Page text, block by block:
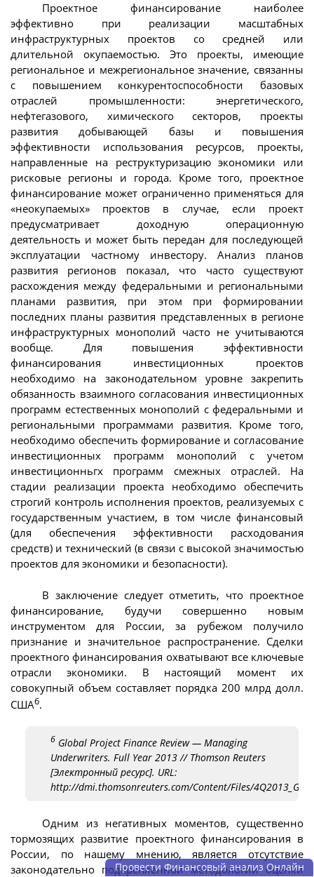
Проектное финансирование наиболее
эффективно при реализации масштабных
инфраструктурных проектов со средней или
длительной окупаемостью. Это проекты, имеющие
региональное и межрегиональное значение, связанны
с повышением конкурентоспособности базовых
отраслей промышленности: энергетического,
нефтегазового, химического секторов, проекты
развития добывающей базы и повышения
эффективности использования ресурсов, проекты,
направленные на реструктуризацию экономики или
рисковые регионы и города. Кроме того, проектное
финансирование может ограниченно применяться для
«неокупаемых» проектов в случае, если проект
предусматривает доходную операционную
деятельность и может быть передан для последующей
эксплуатации частному инвестору. Анализ планов
развития регионов показал, что часто существуют
расхождения между федеральными и региональными
планами развития, при этом при формировании
последних планы развития представленных в регионе
инфраструктурных монополий часто не учитываются
вообще. Для повышения эффективности
финансирования инвестиционных проектов
необходимо на законодательном уровне закрепить
обязанность взаимного согласования инвестиционных
программ естественных монополий с федеральными и
региональными программами развития. Кроме того,
необходимо обеспечить формирование и согласование
инвестиционных программ монополий с учетом
инвестиционньгх программ смежных отраслей. На
стадии реализации проекта необходимо обеспечить
строгий контроль исполнения проектов, реализуемых с
государственным участием, в том числе финансовый
(для обеспечения эффективности расходования
средств) и технический (в связи с высокой значимостью
проектов для экономики и безопасности).
В заключение следует отметить, что проектное
финансирование, будучи совершенно новым
инструментом для России, за рубежом получило
признание и значительное распространение. Сделки
проектного финансирования охватывают все ключевые
отрасли экономики. В настоящий момент их
совокупный объем составляет порядка 200 млрд долл.
США6.
6 Global Project Finance Review — Managing
Underwriters. Full Year 2013 // Thomson Reuters
[Электронный ресурс]. URL:
http://dmi.thomsonreuters.com/Content/Files/
Одним из негативных моментов, существенно
тормозящих развитие проектного финансирования в
России, по нашему мнению, является отсутствие
законодательно подкрепленной методологии оценки
Провести Финансовый анализ Онлайн